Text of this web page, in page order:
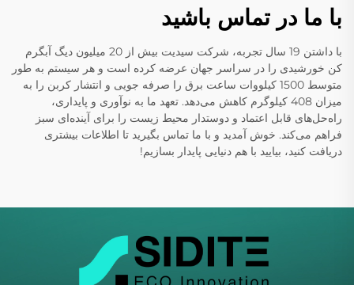
با ما در تماس باشید
با داشتن 19 سال تجربه، شرکت سیدیت بیش از 20 میلیون دیگ آبگرم
کن خورشیدی را در سراسر جهان عرضه کرده است و هر سیستم به طور
متوسط 1500 کیلووات ساعت برق را صرفه جویی و انتشار کربن را به
میزان 408 کیلوگرم کاهش می‌دهد. تعهد ما به نوآوری و پایداری،
راه‌حل‌های قابل اعتماد و دوستدار محیط زیست را برای آینده‌ای سبز
فراهم می‌کند. خوش آمدید و با ما تماس بگیرید تا اطلاعات بیشتری
دریافت کنید، بیایید با هم دنیایی پایدار بسازیم!